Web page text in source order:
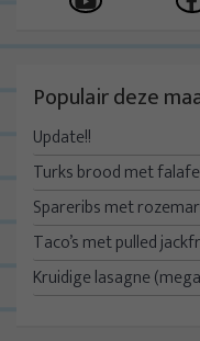
Populair deze
Update!!
Turks brood met
Spareribs met
Taco’s met pulled
Kruidige lasagne